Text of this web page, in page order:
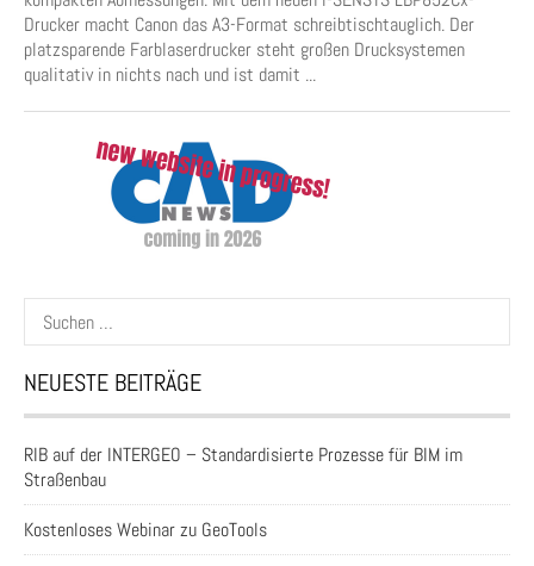
Drucker macht Canon das A3-Format schreibtischtauglich. Der
platzsparende Farblaserdrucker steht großen Drucksystemen
qualitativ in nichts nach und ist damit ...
Suchen
nach:
NEUESTE BEITRÄGE
RIB auf der INTERGEO – Standardisierte Prozesse für BIM im
Straßenbau
Kostenloses Webinar zu GeoTools